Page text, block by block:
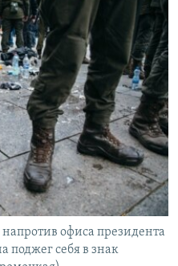
офиса президента
поджег себя в знак